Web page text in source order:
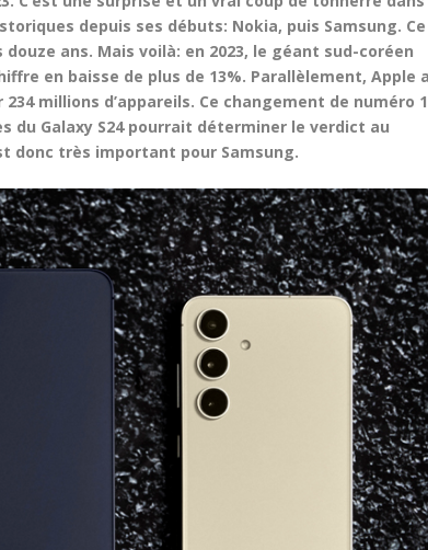
depuis ses débuts: Nokia, puis Samsung. Ce
ans. Mais voilà: en 2023, le géant sud-coréen
en baisse de plus de 13%. Parallèlement, Apple
millions d’appareils. Ce changement de numéro 1
du Galaxy S24 pourrait déterminer le verdict au
donc très important pour Samsung.